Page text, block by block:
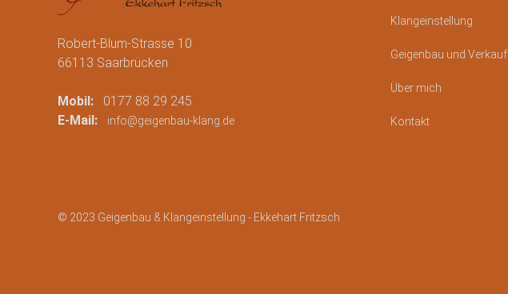
Robert-Blum-Strasse 10
66113 Saarbrücken
Mobil: 0177 88 29 245
E-Mail:
info@geigenbau-klang.de
Klangeinstellung
Geigenbau und Verkauf
Über mich
Kontakt
© 2023 Geigenbau & Klangeinstellung - Ekkehart Fritzsch